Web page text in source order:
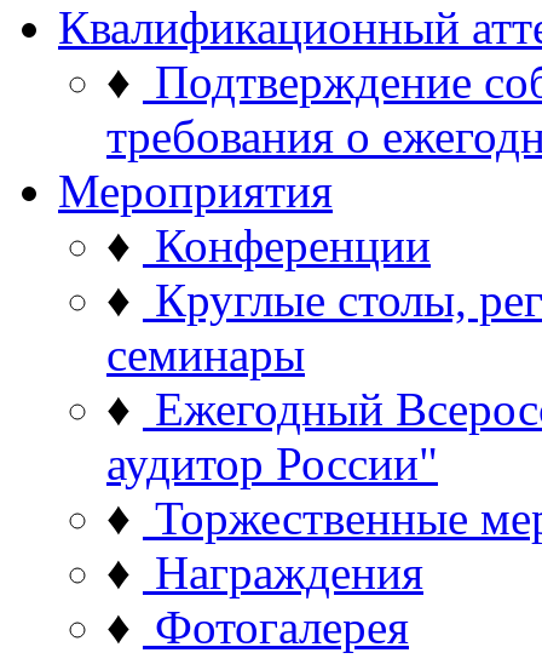
Квалификационный
♦ Подтверждение
требования о
Мероприятия
♦ Конференции
♦ Круглые столы,
семинары
♦ Ежегодный
аудитор России"
♦ Торжественные
♦ Награждения
♦ Фотогалерея